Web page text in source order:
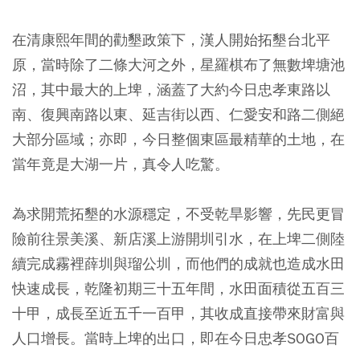
在清康熙年間的勸墾政策下，漢人開始拓墾台北平
原，當時除了二條大河之外，星羅棋布了無數埤塘池
沼，其中最大的上埤，涵蓋了大約今日忠孝東路以
南、復興南路以東、延吉街以西、仁愛安和路二側絕
大部分區域；亦即，今日整個東區最精華的土地，在
當年竟是大湖一片，真令人吃驚。
為求開荒拓墾的水源穩定，不受乾旱影響，先民更冒
險前往景美溪、新店溪上游開圳引水，在上埤二側陸
續完成霧裡薛圳與瑠公圳，而他們的成就也造成水田
快速成長，乾隆初期三十五年間，水田面積從五百三
十甲，成長至近五千一百甲，其收成直接帶來財富與
人口增長。當時上埤的出口，即在今日忠孝SOGO百